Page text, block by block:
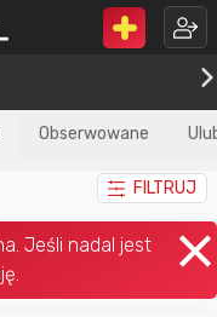
Obserwowane
FILTRUJ